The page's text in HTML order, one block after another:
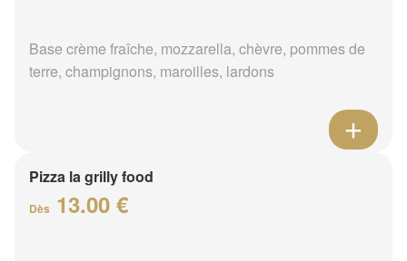
Base crème fraîche, mozzarella, chèvre, pommes de
terre, champignons, maroilles, lardons
Pizza la grilly food
Dès 13.00 €